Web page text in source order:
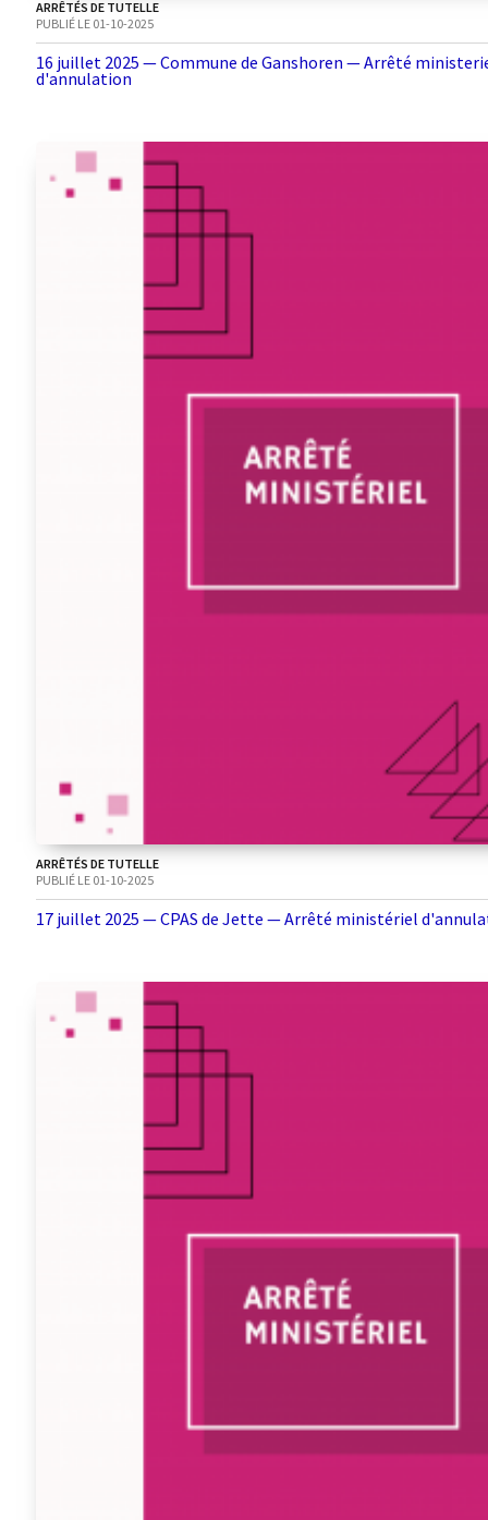
ARRÊTÉS DE TUTELLE
PUBLIÉ LE 01-10-2025
16 juillet 2025 — Commune de Ganshoren — Arrêté
d'annulation
ARRÊTÉS DE TUTELLE
PUBLIÉ LE 01-10-2025
17 juillet 2025 — CPAS de Jette — Arrêté ministériel